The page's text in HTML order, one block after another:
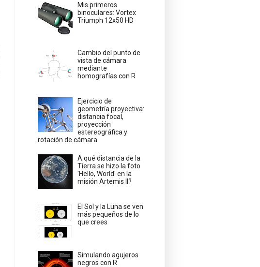
Mis primeros
binoculares: Vortex
Triumph 12x50 HD
Cambio del punto de
vista de cámara
mediante
homografías con R
Ejercicio de
geometría proyectiva:
distancia focal,
proyección
estereográfica y
rotación de cámara
A qué distancia de la
Tierra se hizo la foto
'Hello, World' en la
misión Artemis II?
El Sol y la Luna se ven
más pequeños de lo
que crees
Simulando agujeros
negros con R